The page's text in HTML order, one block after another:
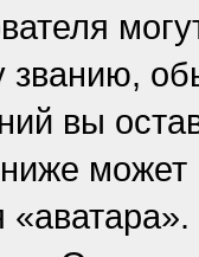
званию,
вы
может